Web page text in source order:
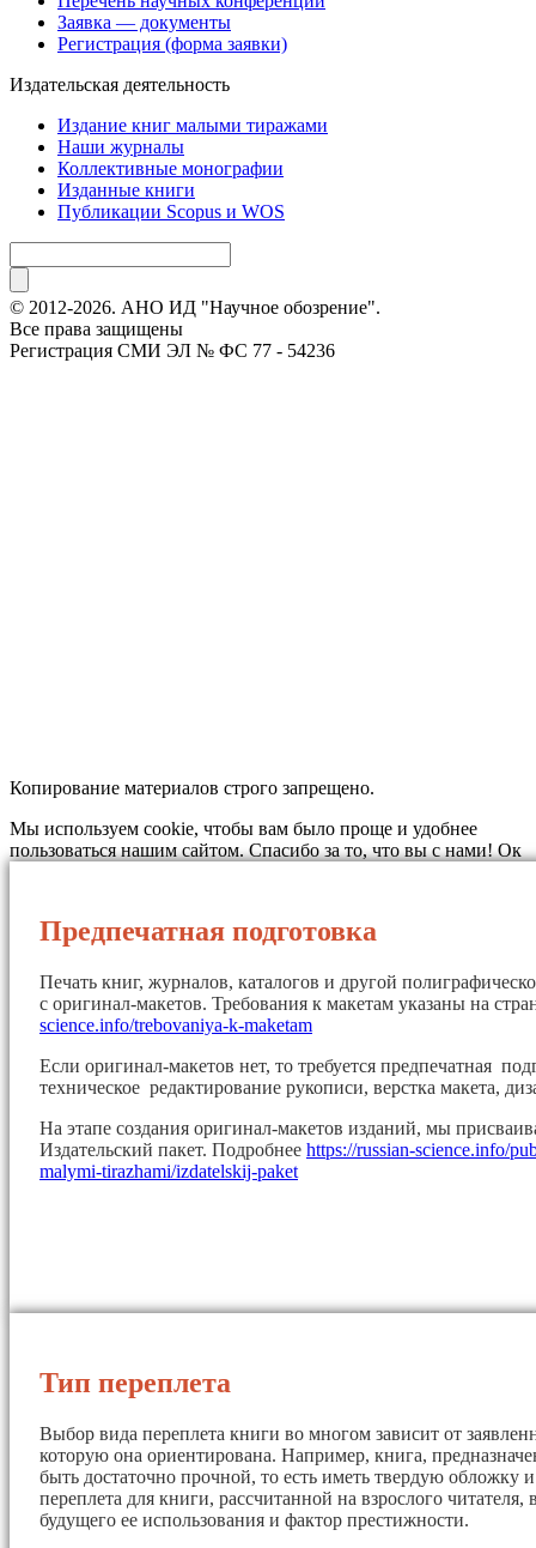
Заявка — документы
Регистрация (форма заявки)
Издательская деятельность
Издание книг малыми тиражами
Наши журналы
Коллективные монографии
Изданные книги
Публикации Scopus и WOS
© 2012-2026. АНО ИД "Научное обозрение".
Все права защищены
Регистрация СМИ ЭЛ № ФС 77 - 54236
Копирование материалов строго запрещено.
Мы используем cookie, чтобы вам было проще и удобнее
пользоваться нашим сайтом. Спасибо за то, что вы с нами!Ок
Предпечатная подготовка
Печать книг, журналов, каталогов и другой
с оригинал-макетов. Требования к макетам указаны на
science.info/trebovaniya-k-maketam
Если оригинал-макетов нет, то требуется предпечатная
техническое редактирование рукописи, верстка макета,
На этапе создания оригинал-макетов изданий, мы
Издательский пакет. Подробнее https://russian-science.info/
malymi-tirazhami/izdatelskij-paket
Тип переплета
Выбор вида переплета книги во многом зависит от
которую она ориентирована. Например, книга,
быть достаточно прочной, то есть иметь твердую
переплета для книги, рассчитанной на взрослого читателя,
будущего ее использования и фактор престижности.